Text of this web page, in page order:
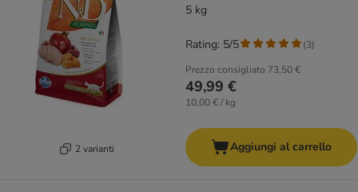
2 varianti
5 kg
Prezzo consigliato 73,50 €
49,99 €
10,00 € / kg
Rating: 5/5 (3)
Aggiungi al carrello